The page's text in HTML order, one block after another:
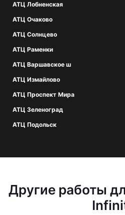
АТЦ Лобненская
АТЦ Очаково
АТЦ Солнцево
АТЦ Раменки
АТЦ Варшавское ш
АТЦ Измайлово
АТЦ Проспект Мира
АТЦ Зеленоград
АТЦ Подольск
Другие работы